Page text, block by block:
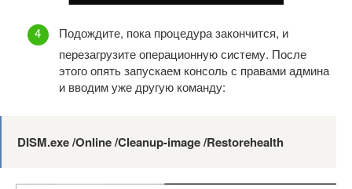
Подождите, пока процедура закончится, и
перезагрузите операционную систему. После
этого опять запускаем консоль с правами админа
и вводим уже другую команду:
DISM.exe /Online /Cleanup-image /Restorehealth